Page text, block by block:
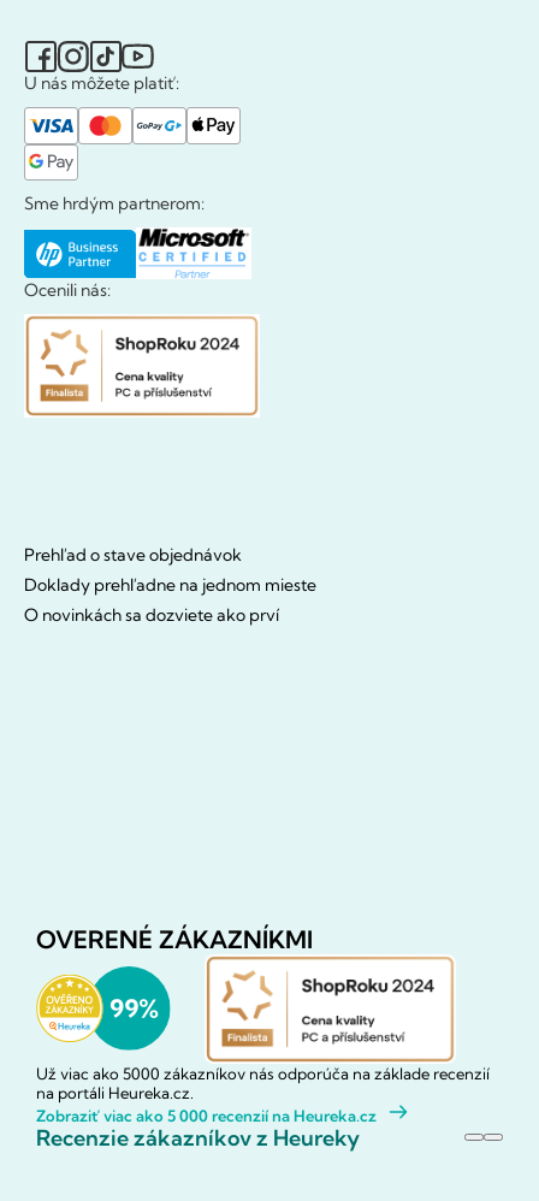
U nás môžete platiť:
Sme hrdým partnerom:
Ocenili nás:
Prehľad o stave objednávok
Doklady prehľadne na jednom mieste
O novinkách sa dozviete ako prví
OVERENÉ ZÁKAZNÍKMI
Už viac ako 5000 zákazníkov nás odporúča na základe recenzií
na portáli Heureka.cz.
Zobraziť viac ako 5 000 recenzií na Heureka.cz
Recenzie zákazníkov z Heureky